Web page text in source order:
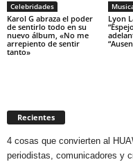
Celebridades
Karol G abraza el poder
de sentirlo todo en su
nuevo álbum, «No me
arrepiento de sentir
tanto»
Lyon
Recientes
4 cosas que convierten al
periodistas, comunicadores y